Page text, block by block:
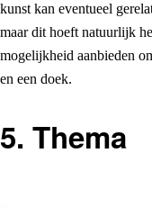
kunst kan eventueel
maar dit hoeft natuurlijk
mogelijkheid aanbieden
en een doek.
5. Thema